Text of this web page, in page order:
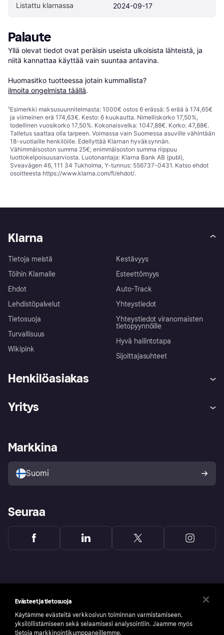
Listattu klarnassa 2024-09-17
Palaute
Yllä olevat tiedot ovat peräisin useista ulkoisista lähteistä, ja
niitä kannattaa käyttää vain suuntaa antavina.
Huomasitko tuotteessa jotain kummallista?
ilmoita ongelmista täällä.
¹Esimerkki maksusuunnitelmasta: 1000€ ostos 6 erässä: 5 erää à 174,65€
ja viimeinen erä 174,63€. Kesto: 6 kuukautta. Nimelliskorko 17,50%,
todellinen vuosikorko 17,50%. Kokonaisvelka: 1047,88€. Korko: 47,88€.
Talletus saattaa olla tarpeen. Voimassa vain Suomessa asuville vähintään
18-vuotiaille henkilöille. Edellyttää Klarnan hyväksynnän.
Vähimmäisoston summa 25€; enimmäisoston summa riippuu
luottokelpoisuusarviosta. Luotonantaja: Klarna Bank AB (publ),
Sveavägen 46, 111 34 Tukholma, Y-tunnus: 556737-0431. Katso ehdot
osoitteesta https://www.klarna.com/fi/ehdot/.
Klarna
Tietoja meistä
Töihin Klarnalle
Ehdot
Lehdistöpalvelut
Tietosuoja
Turvallisuus
Wikipink
Kestävyys
Esteettömyys
Auto-Track
Yhteystiedot
Yhteystiedot viranomaisten
tietopyynnöille
Hyvä hallintotapa
Sijoittajasuhteet
Henkilöasiakas
Kirjaudu sisään
Tutustu kauppoihin
Ostajan turva
Yritys
Kirjaudu sisään yrityksenä
Markkina
Suomi
Seuraa
Evästeet ja tietosuoja
Käytämme evästeitä verkkosivun toiminnan varmistamiseen,
yksilöllistämiseen sekä selaamisesi analysointiin. Jaamme myös
tietoja markkinointikumppaneillemme.